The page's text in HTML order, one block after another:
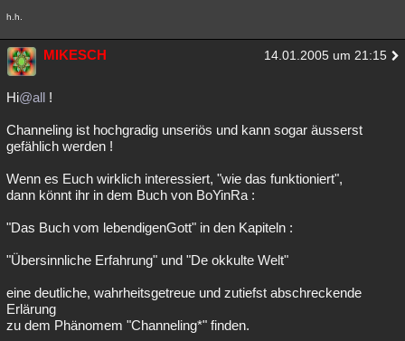
h.h.
MIKESCH 14.01.2005 um 21:15
Hi@all !
Channeling ist hochgradig unseriös und kann sogar äusserst
gefählich werden !
Wenn es Euch wirklich interessiert, "wie das funktioniert",
dann könnt ihr in dem Buch von BoYinRa :
"Das Buch vom lebendigenGott" in den Kapiteln :
"Übersinnliche Erfahrung" und "De okkulte Welt"
eine deutliche, wahrheitsgetreue und zutiefst abschreckende
Erlärung
zu dem Phänomem "Channeling*" finden.